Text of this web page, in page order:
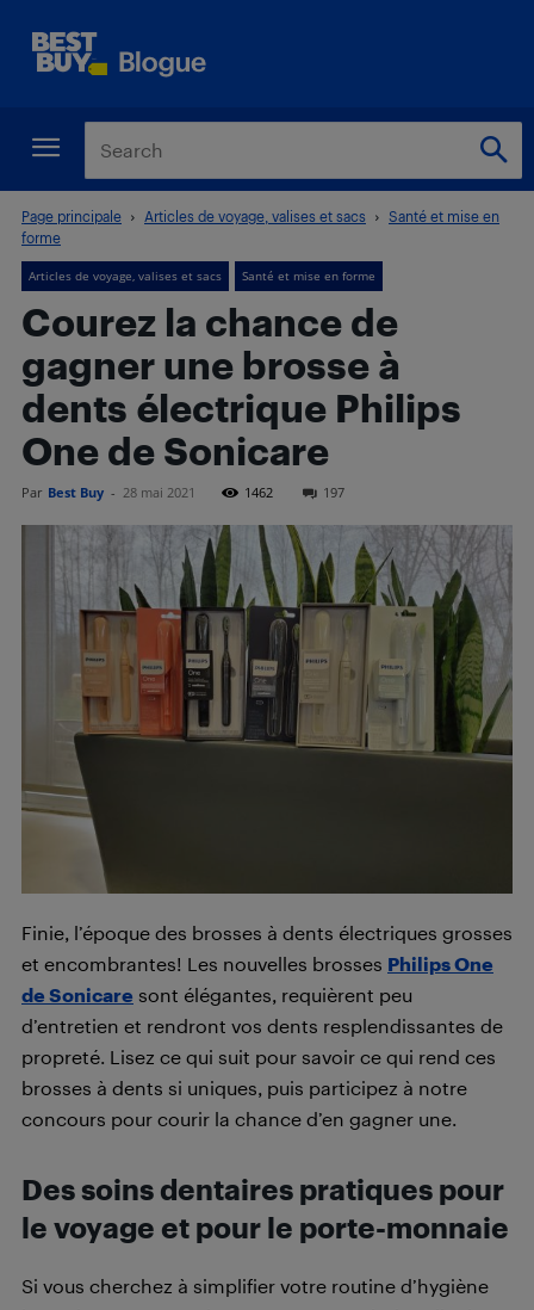
Page principale Articles de voyage, valises et sacs
Santé et mise en
forme
Articles de voyage, valises et sacs Santé et mise en forme
Courez la chance de
gagner une brosse à
dents électrique Philips
One de Sonicare
Par Best Buy - 28 mai 2021 1462 197
Finie, l’époque des brosses à dents électriques grosses
et encombrantes! Les nouvelles brosses Philips One
de Sonicare sont élégantes, requièrent peu
d’entretien et rendront vos dents resplendissantes de
propreté. Lisez ce qui suit pour savoir ce qui rend ces
brosses à dents si uniques, puis participez à notre
concours pour courir la chance d’en gagner une.
Des soins dentaires pratiques pour
le voyage et pour le porte-monnaie
Si vous cherchez à simplifier votre routine d’hygiène